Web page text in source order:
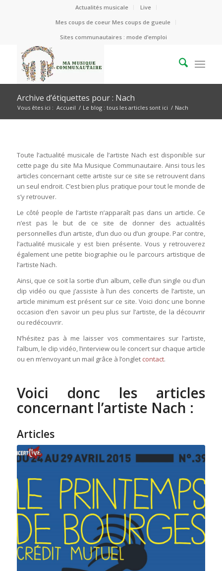
Actualités musicale
Live
Mes coups de coeur Mes coups de gueule
Sites communautaires : mode d’emploi
Archive d’étiquettes pour : Nach
Vous êtes ici : Accueil / Le blog : tous les articles sont ici / Nach
Toute l’actualité musicale de l’artiste Nach est disponible sur
cette page du site Ma Musique Communautaire. Ainsi tous les
articles concernant cette artiste sur ce site se retrouvent dans
un seul endroit. C’est bien plus pratique pour tout le monde de
s’y retrouver.
Le côté people de l’artiste n’apparaît pas dans un article. Ce
n’est pas le but de ce site de donner des actualités
personnelles d’un artiste, d’un duo ou d’un groupe. Par contre,
l’actualité musicale y est bien présente. Vous y retrouverez
également une petite biographie ou le parcours artistique de
l’artiste Nach.
Ainsi, que ce soit la sortie d’un album, celle d’un single ou d’un
clip vidéo ou que j’assiste à l’un des concerts de l’artiste, un
article minimum est présent sur ce site. Voici donc une bonne
occasion d’en savoir un peu plus sur l’artiste, de la découvrir
ou redécouvrir.
N’hésitez pas à me laisser vos commentaires sur l’artiste,
l’album, le clip vidéo, l’interview ou le concert sur chaque article
ou en m’envoyant un mail grâce à l’onglet contact.
Voici donc les articles
concernant l’artiste Nach :
Articles